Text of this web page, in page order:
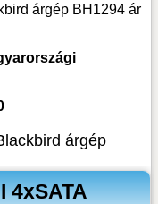
árgép BH1294 ár
árgép
4xSATA